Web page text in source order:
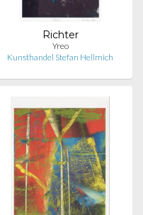
Richter
Yreo
Kunsthandel Stefan Hellmich